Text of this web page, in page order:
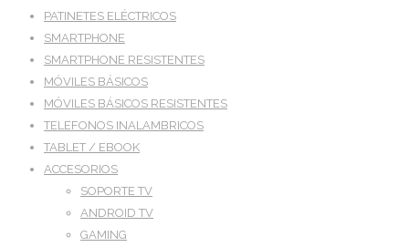
PATINETES ELÉCTRICOS
SMARTPHONE
SMARTPHONE RESISTENTES
MÓVILES BÁSICOS
MÓVILES BÁSICOS RESISTENTES
TELEFONOS INALAMBRICOS
TABLET / EBOOK
ACCESORIOS
SOPORTE TV
ANDROID TV
GAMING